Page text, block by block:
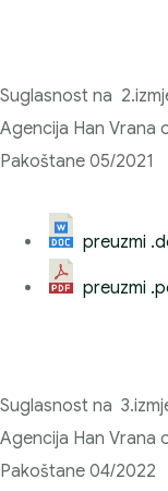
Suglasnost na
Agencija Han Vrana
Pakoštane 05/2021
preuzmi
preuzmi
Suglasnost na
Agencija Han Vrana
Pakoštane 04/2022